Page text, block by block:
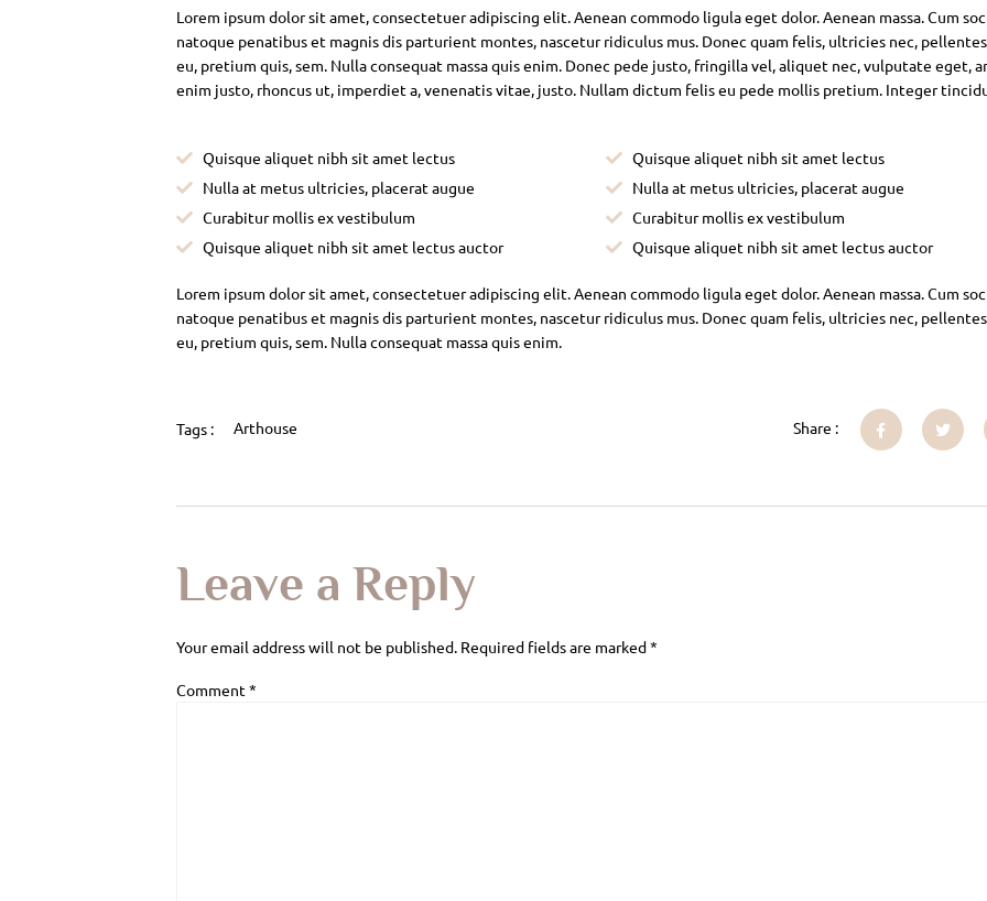
Lorem ipsum dolor sit amet, consectetuer adipiscing elit. Aenean commodo ligula eget dolor. Aenean massa. Cum
natoque penatibus et magnis dis parturient montes, nascetur ridiculus mus. Donec quam felis, ultricies nec,
eu, pretium quis, sem. Nulla consequat massa quis enim. Donec pede justo, fringilla vel, aliquet nec, vulputate eget,
enim justo, rhoncus ut, imperdiet a, venenatis vitae, justo. Nullam dictum felis eu pede mollis pretium. Integer
Quisque aliquet nibh sit amet lectus
Nulla at metus ultricies, placerat augue
Curabitur mollis ex vestibulum
Quisque aliquet nibh sit amet lectus auctor
Quisque aliquet nibh sit amet lectus
Nulla at metus ultricies, placerat augue
Curabitur mollis ex vestibulum
Quisque aliquet nibh sit amet lectus auctor
Lorem ipsum dolor sit amet, consectetuer adipiscing elit. Aenean commodo ligula eget dolor. Aenean massa. Cum
natoque penatibus et magnis dis parturient montes, nascetur ridiculus mus. Donec quam felis, ultricies nec,
eu, pretium quis, sem. Nulla consequat massa quis enim.
Tags : Arthouse Share :
Leave a Reply
Your email address will not be published. Required fields are marked*
Comment*